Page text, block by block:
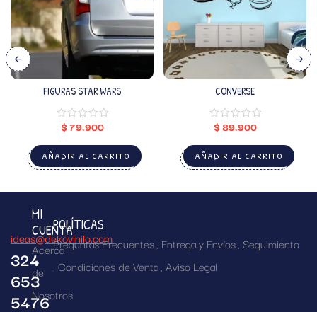
FIGURAS STAR WARS
$79.900
AÑADIR AL CARRITO
CONVERSE
$89.900
AÑADIR AL CARRITO
ideas@dekovinilo.com
324
653
5476
MI
CUENTA
Acerca
de
Nosotros
POLÍTICAS
Preguntas Frecuentes Entrega y Envíos Seguimiento
Condiciones de Venta Aviso Legal